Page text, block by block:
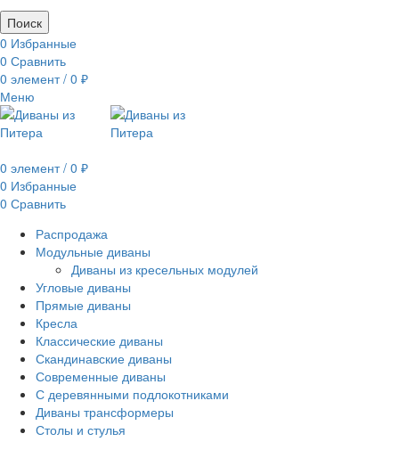
Поиск
0 Избранные
0 Сравнить
0 элемент / 0 ₽
Меню
0 элемент / 0 ₽
0 Избранные
0 Сравнить
Распродажа
Модульные диваны
Диваны из кресельных модулей
Угловые диваны
Прямые диваны
Кресла
Классические диваны
Скандинавские диваны
Современные диваны
С деревянными подлокотниками
Диваны трансформеры
Столы и стулья